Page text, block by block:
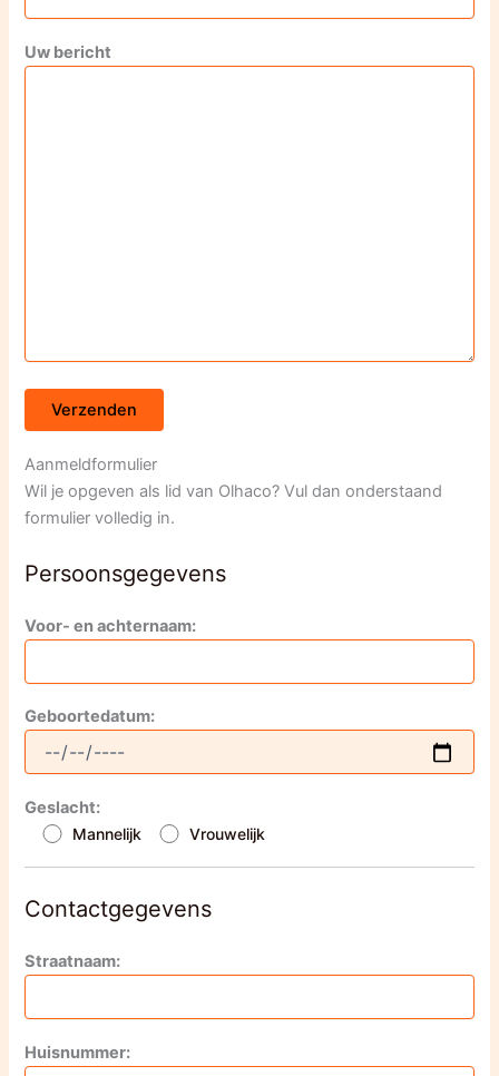
Uw bericht
Aanmeldformulier
Wil je opgeven als lid van Olhaco? Vul dan onderstaand
formulier volledig in.
Persoonsgegevens
Voor- en achternaam:
Geboortedatum:
Geslacht:
Mannelijk Vrouwelijk
Contactgegevens
Straatnaam:
Huisnummer: